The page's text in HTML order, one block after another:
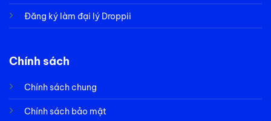
Đăng ký làm đại lý Droppii
Chính sách
Chính sách chung
Chính sách bảo mật